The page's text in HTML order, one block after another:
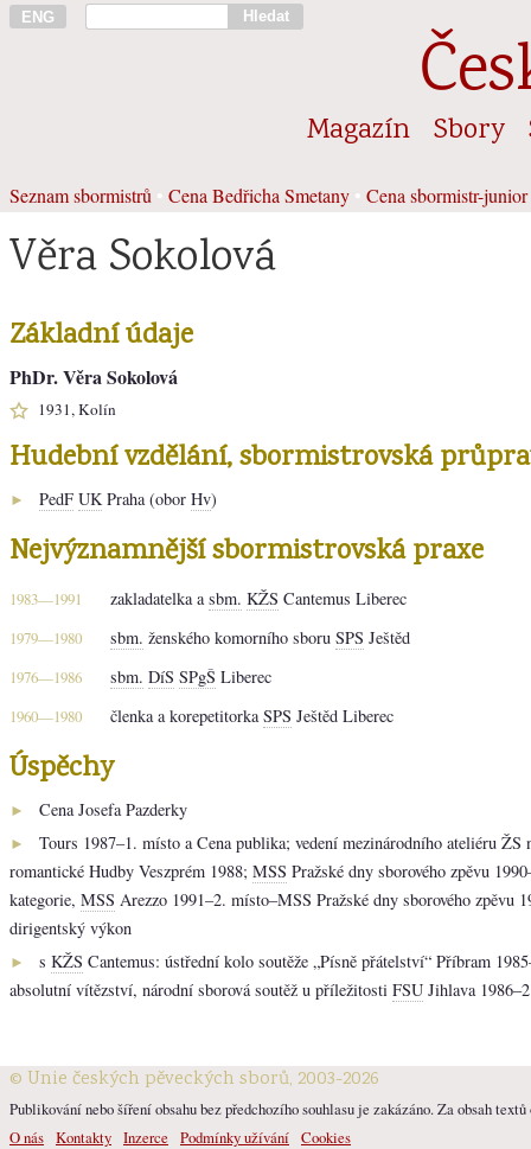
ENG Hledat
Magazín Sbory
Seznam sbormistrů Cena Bedřicha Smetany Cena sbormistr-junior
Věra Sokolová
Základní údaje
PhDr. Věra Sokolová
1931, Kolín
Hudební vzdělání, sbormistrovská
► PedF UK Praha (obor Hv)
Nejvýznamnější sbormistrovská praxe
1983—1991 zakladatelka a sbm. KŽS Cantemus Liberec
1979—1980 sbm. ženského komorního sboru SPS Ještěd
1976—1986 sbm. DíS SPgŠ Liberec
1960—1980 členka a korepetitorka SPS Ještěd Liberec
Úspěchy
► Cena Josefa Pazderky
►
Tours 1987–1. místo a Cena publika; vedení mezinárodního ateliéru ŽS
romantické Hudby Veszprém 1988; MSS Pražské dny sborového zpěvu
kategorie, MSS Arezzo 1991–2. místo–MSS Pražské dny sborového zpěvu
dirigentský výkon
► s KŽS Cantemus: ústřední kolo soutěže „Písně přátelství“ Příbram
absolutní vítězství, národní sborová soutěž u příležitosti FSU Jihlava
© Unie českých pěveckých sborů, 2003-2026
Publikování nebo šíření obsahu bez předchozího souhlasu je zakázáno. Za obsah
O nás Kontakty Inzerce Podmínky užívání Cookies